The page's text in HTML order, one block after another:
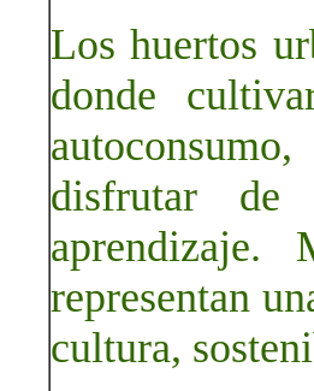
Los huertos
donde
disfrutar de
representan
cultura,